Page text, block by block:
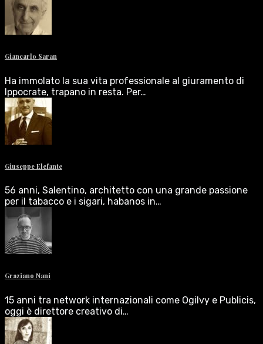
Giancarlo Saran
Ha immolato la sua vita professionale al giuramento di
Ippocrate, trapano in resta. Per…
Giuseppe Elefante
56 anni, Salentino, architetto con una grande passione
per il tabacco e i sigari, habanos in…
Graziano Nani
15 anni tra network internazionali come Ogilvy e Publicis,
oggi è direttore creativo di…